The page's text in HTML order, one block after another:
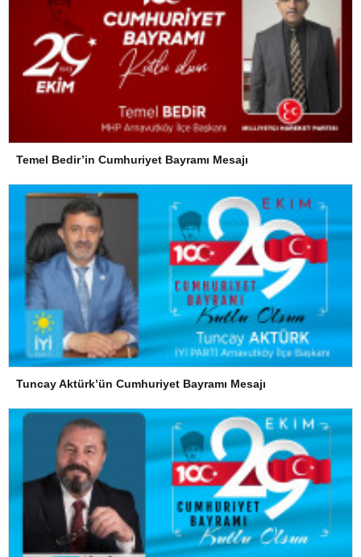
Temel Bedir’in Cumhuriyet Bayramı Mesajı
Tuncay Aktürk’ün Cumhuriyet Bayramı Mesajı